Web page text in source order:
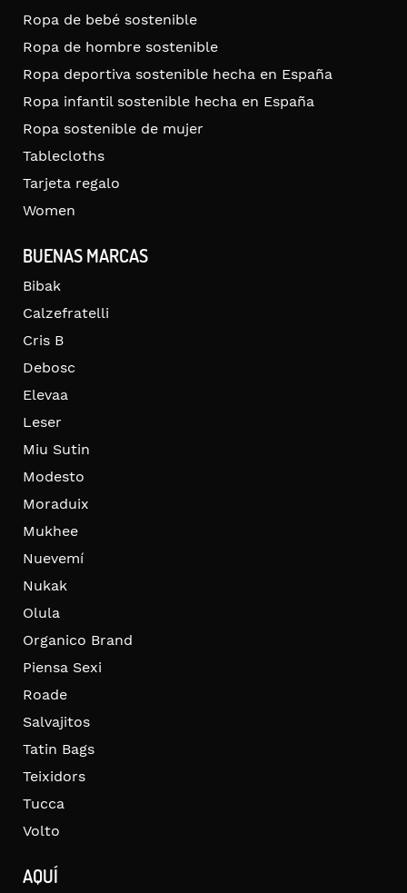
Ropa de bebé sostenible
Ropa de hombre sostenible
Ropa deportiva sostenible hecha en España
Ropa infantil sostenible hecha en España
Ropa sostenible de mujer
Tablecloths
Tarjeta regalo
Women
BUENAS MARCAS
Bibak
Calzefratelli
Cris B
Debosc
Elevaa
Leser
Miu Sutin
Modesto
Moraduix
Mukhee
Nuevemí
Nukak
Olula
Organico Brand
Piensa Sexi
Roade
Salvajitos
Tatin Bags
Teixidors
Tucca
Volto
AQUÍ